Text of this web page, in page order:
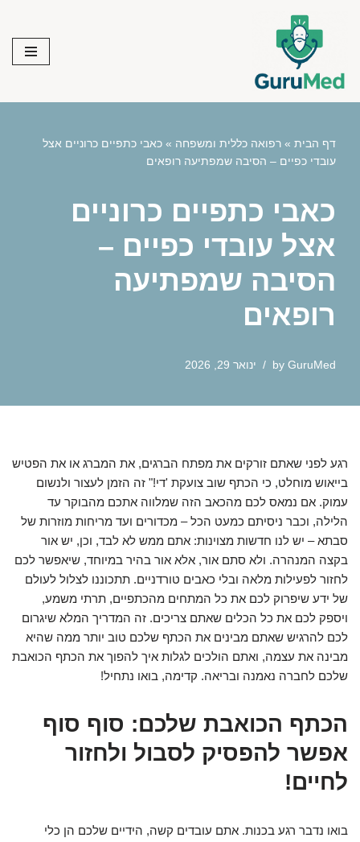
content
דף הבית » רפואה כללית ומשפחה » כאבי כתפיים כרוניים אצל
עובדי כפיים – הסיבה שמפתיעה רופאים
כאבי כתפיים כרוניים
אצל עובדי כפיים –
הסיבה שמפתיעה
רופאים
by GuruMed ינואר 29, 2026
רגע לפני שאתם זורקים את מפתח הברגים, את המברג או את הפטיש
בייאוש מוחלט, כי הכתף שוב צועקת 'די!" זה הזמן לעצור ולנשום
עמוק. אם נמאס לכם מהכאב הזה שמלווה אתכם מהבוקר עד
הלילה, וכבר ניסיתם כמעט הכל – מכדורים ועד מריחות מוזרות של
סבתא – יש לנו חדשות מצוינות: אתם ממש לא לבד, וכן, יש אור
בקצה המנהרה. ולא סתם אור, אלא אור בהיר במיוחד, שיאפשר לכם
לחזור לפעילות מלאה ובלי כאבים טורדניים. תתכוננו לצלול לעולם
של ידע שיפרוק לכם את כל המתחים מהכתפיים, תרתי משמע,
ויספק לכם את כל הכלים שאתם צריכים. זה המדריך המלא שיגרום
לכם להרגיש שאתם מבינים את הכתף שלכם טוב יותר ממה שהיא
מבינה את עצמה, ואתם הולכים לגלות איך להפוך את הכתף הכואבת
שלכם לחברה נאמנה ובריאה. קדימה, בואו נתחיל!
הכתף הכואבת שלכם: סוף סוף
אפשר להפסיק לסבול ולחזור
לחיים!
בואו נדבר רגע בכנות. אתם עובדים קשה, הידיים שלכם הן כלי